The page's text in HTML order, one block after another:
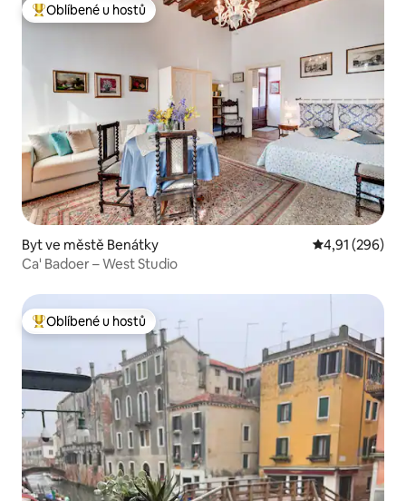
Nejlepší v kategorii Oblíbené u hostů
Oblíbené u hostů
Byt ve městě Benátky Průměrné
4,91 (296)
Ca' Badoer – West Studio
Nejlepší v kategorii Oblíbené u hostů
Oblíbené u hostů